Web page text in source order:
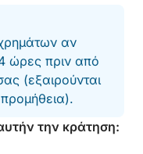
μαζί μου για
αιτήματα. Τα λέμε
αν
ώρες πριν από
(εξαιρούνται
την κράτηση: